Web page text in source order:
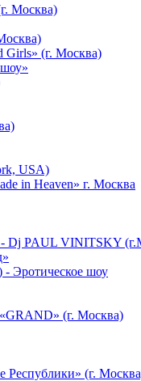
Москва)
Girls» (г. Москва)
USA)
in Heaven» г. Москва
Dj PAUL VINITSKY
Эротическое шоу
(г. Москва)
Республики» (г.